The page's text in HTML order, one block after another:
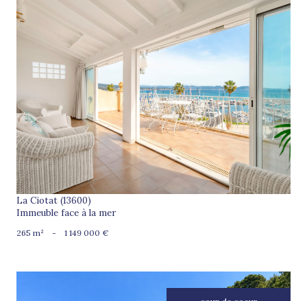
voir le bien
La Ciotat (13600)
Immeuble face à la mer
265 m² - 1 149 000 €